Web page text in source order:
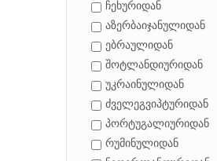
ჩეხურიდან
აზერბაიჯანულიდან
ებრაულიდან
შოტლანდიურიდან
უკრაინულიდან
ძველეგვიპტურიდან
პორტუგალიურიდან
რუმინულიდან